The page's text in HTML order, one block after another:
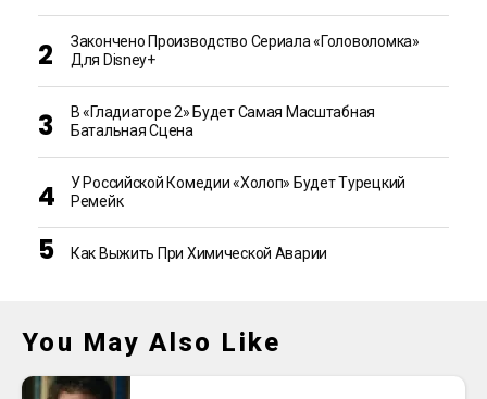
Закончено Производство Сериала «Головоломка»
Для Disney+
В «Гладиаторе 2» Будет Самая Масштабная
Батальная Сцена
У Российской Комедии «Холоп» Будет Турецкий
Ремейк
Как Выжить При Химической Аварии
You May Also Like